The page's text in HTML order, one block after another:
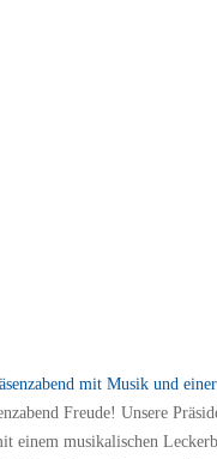
mit Musik und
Freude! Unsere
einem musikalischen